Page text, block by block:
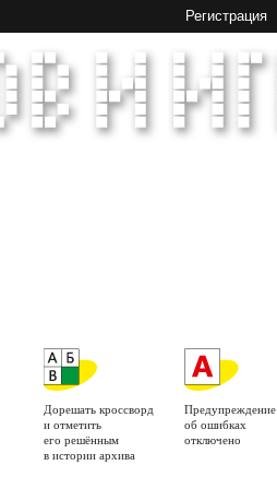
Регистрация
Дорешать кроссворд
и отметить
его решённым
в истории архива
Предупреждение
об ошибках
отключено